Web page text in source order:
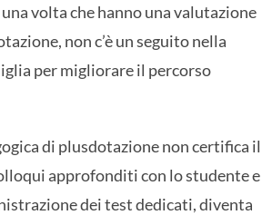
volta che hanno una valutazione
non c’è un seguito nella
per migliorare il percorso
di plusdotazione non certifica il
approfonditi con lo studente e
dei test dedicati, diventa